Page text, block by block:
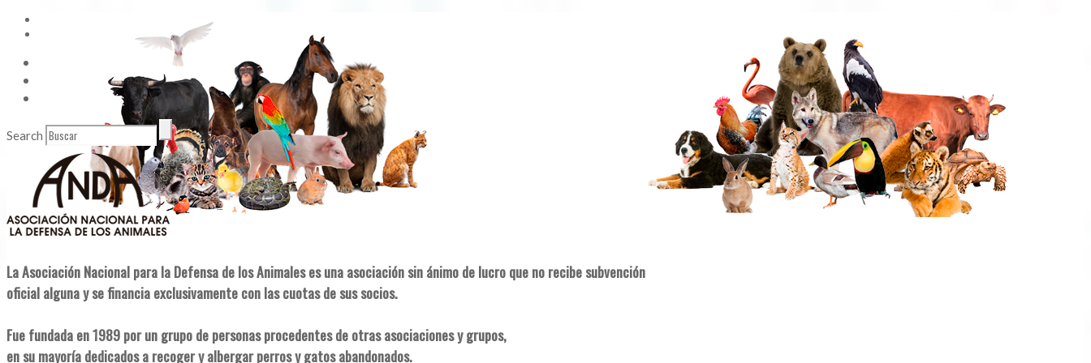
Enlaces de Interés
Search
La Asociación Nacional para la Defensa de los Animales es una asociación sin ánimo de lucro que no recibe subvención
oficial alguna y se financia exclusivamente con las cuotas de sus socios.
Fue fundada en 1989 por un grupo de personas procedentes de otras asociaciones y grupos,
en su mayoría dedicados a recoger y albergar perros y gatos abandonados.